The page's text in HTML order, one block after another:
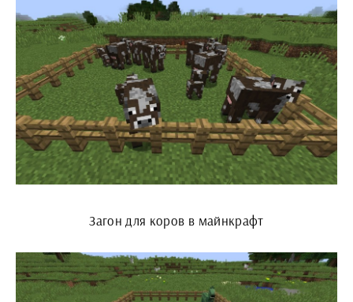
Загон для коров в майнкрафт